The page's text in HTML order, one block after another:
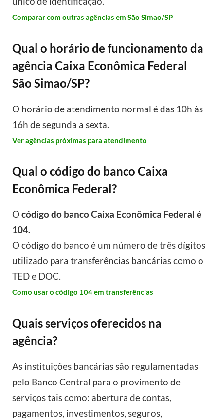
Comparar com outras agências em São Simao/SP
Qual o horário de funcionamento da
agência Caixa Econômica Federal
São Simao/SP?
O horário de atendimento normal é das 10h às
16h de segunda a sexta.
Ver agências próximas para atendimento
Qual o código do banco Caixa
Econômica Federal?
Ocódigo do banco Caixa Econômica Federal é
104.
O código do banco é um número de três dígitos
utilizado para transferências bancárias como o
TED e DOC.
Como usar o código 104 em transferências
Quais serviços oferecidos na
agência?
As instituições bancárias são regulamentadas
pelo Banco Central para o provimento de
serviços tais como: abertura de contas,
pagamentos, investimentos, seguros,